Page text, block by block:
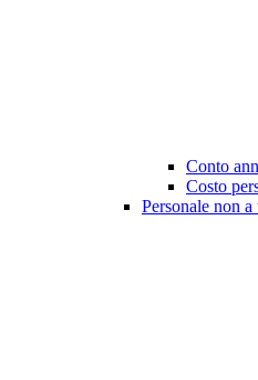
Conto
Costo
Personale non